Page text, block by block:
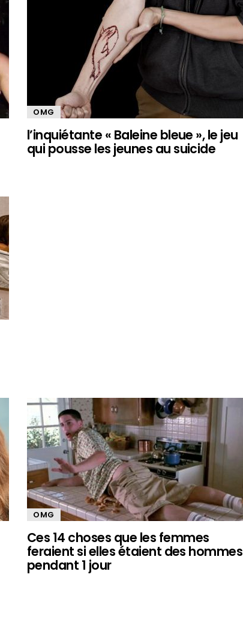
OMG
l’inquiétante « Baleine bleue », le jeu
qui pousse les jeunes au suicide
OMG
Ces 14 choses que les femmes
feraient si elles étaient des hommes
pendant 1 jour